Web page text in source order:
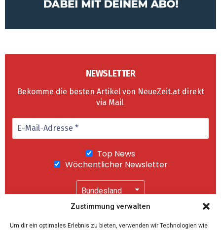
Zustimmung verwalten
Um dir ein optimales Erlebnis zu bieten, verwenden wir Technologien wie
Newsletter bestellen
NEWSLETTER
Bekomme die besten Artikel von NeueZeit.at direkt
via Mail.
Top News
Wöchentlicher Newsletter
"Abonnieren" akzeptierst Du unsere